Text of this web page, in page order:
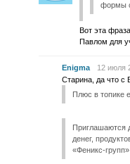
формы
Вот эта
Павлом для
Enigma
12 июля
Старина, да что с
Плюс в топике
Приглашаются
денег,
«Феникс-